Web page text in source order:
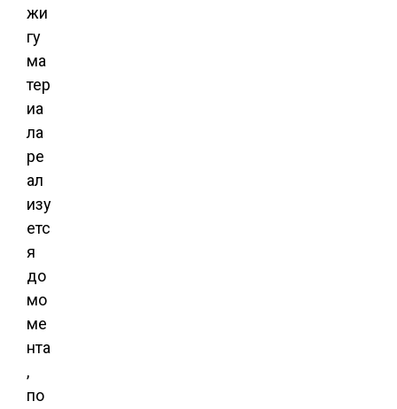
жи
гу
ма
тер
иа
ла
ре
ал
изу
етс
я
до
мо
ме
нта
,
по